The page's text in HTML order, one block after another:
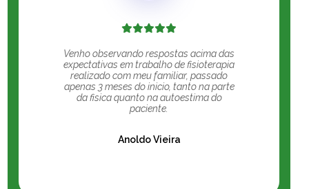
Venho observando respostas acima das
expectativas em trabalho de fisioterapia
realizado com meu familiar, passado
apenas 3 meses do inicio, tanto na parte
da fisica quanto na autoestima do
paciente.
Anoldo Vieira